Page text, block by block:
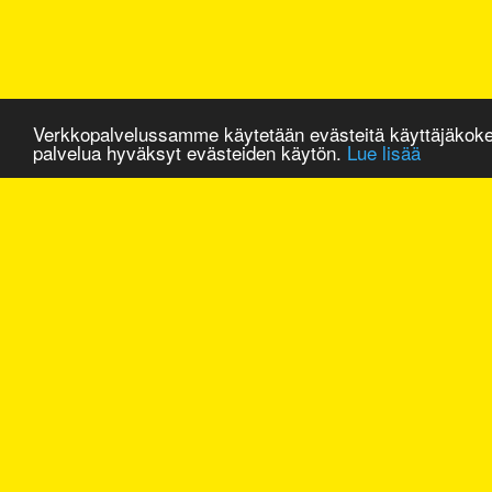
Verkkopalvelussamme käytetään evästeitä
palvelua hyväksyt evästeiden käytön. Lue lisää